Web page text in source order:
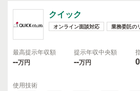
クイック
オンライン面談対応 業務委託の
最高提示年収額
--万円
提示年収中央額
--万円 0
使用技術